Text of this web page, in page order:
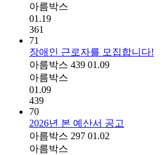
아름박스
01.19
361
71
장애인 근로자를 모집합니다!
아름박스 439 01.09
아름박스
01.09
439
70
2026년 본 예산서 공고
아름박스 297 01.02
아름박스